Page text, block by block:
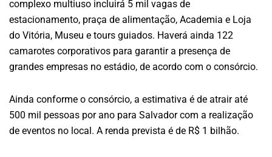
complexo multiuso incluirá 5 mil vagas de
estacionamento, praça de alimentação, Academia e Loja
do Vitória, Museu e tours guiados. Haverá ainda 122
camarotes corporativos para garantir a presença de
grandes empresas no estádio, de acordo com o consórcio.
Ainda conforme o consórcio, a estimativa é de atrair até
500 mil pessoas por ano para Salvador com a realização
de eventos no local. A renda prevista é de R$ 1 bilhão.